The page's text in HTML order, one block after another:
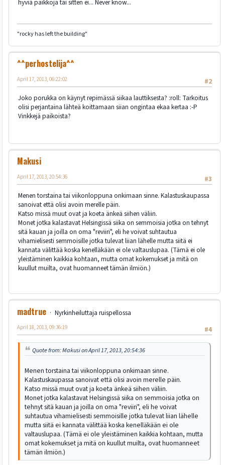
hyviä paikkoja tai sitten ei... Never know...
"rocky has left the building"
^^perhostelija^^
#2
April 17, 2013, 06:22:02
Joko porukka on käynyt repimässä siikaa lauttiksesta? :roll: Tarkoitus
olisi perjantaina lähteä koittamaan siian ongintaa ekaa kertaa :-P
Vinkkejä paikoista?
Makusi
#3
April 17, 2013, 20:54:36
Menen torstaina tai viikonloppuna onkimaan sinne. Kalastuskaupassa
sanoivat että olisi avoin merelle päin.
Katso missä muut ovat ja koeta änkeä siihen väliin.
Monet jotka kalastavat Helsingissä siika on semmoisia jotka on tehnyt
sitä kauan ja joilla on oma "reviiri", eli he voivat suhtautua
vihamielisesti semmoisille jotka tulevat liian lähelle mutta siitä ei
kannata välittää koska kenelläkään ei ole valtauslupaa. (Tämä ei ole
yleistäminen kaikkia kohtaan, mutta omat kokemukset ja mitä on
kuullut muilta, ovat huomanneet tämän ilmiön.)
madtrue
Nyrkinheiluttaja ruispellossa
#4
April 18, 2013, 09:36:19
Quote from: Makusi on April 17, 2013, 20:54:36
Menen torstaina tai viikonloppuna onkimaan sinne.
Kalastuskaupassa sanoivat että olisi avoin merelle päin.
Katso missä muut ovat ja koeta änkeä siihen väliin.
Monet jotka kalastavat Helsingissä siika on semmoisia jotka on
tehnyt sitä kauan ja joilla on oma "reviiri", eli he voivat
suhtautua vihamielisesti semmoisille jotka tulevat liian lähelle
mutta siitä ei kannata välittää koska kenelläkään ei ole
valtauslupaa. (Tämä ei ole yleistäminen kaikkia kohtaan, mutta
omat kokemukset ja mitä on kuullut muilta, ovat huomanneet
tämän ilmiön.)